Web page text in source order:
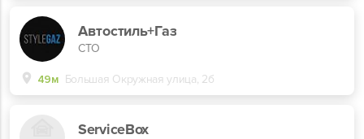
Автостиль+Газ
СТО
49м Большая Окружная улица, 2б
ServiceBox